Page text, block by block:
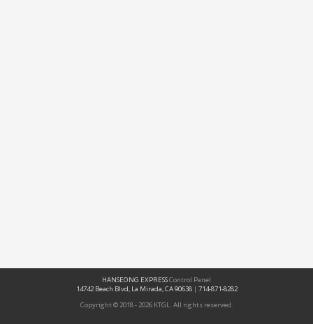
HANSEONG EXPRESSControl Panel
14742 Beach Blvd, La Mirada, CA 90638| 714-871-8282
Copyright © 2018 - 2026 KTGL. All rights reserved.